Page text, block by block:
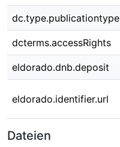
dc.type.publicationtype
dcterms.accessRights
eldorado.dnb.deposit
eldorado.identifier.url
Dateien